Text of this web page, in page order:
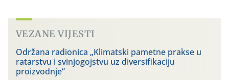
VEZANE VIJESTI
Održana radionica „Klimatski pametne prakse u
ratarstvu i svinjogojstvu uz diversifikaciju
proizvodnje“